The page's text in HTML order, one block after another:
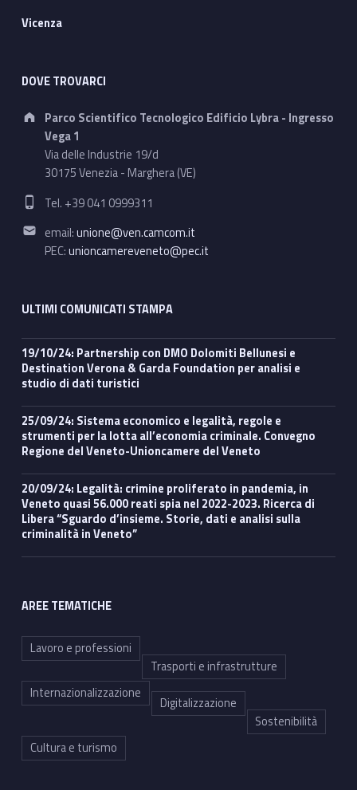
Vicenza
DOVE TROVARCI
Address:
Parco Scientifico Tecnologico Edificio Lybra - Ingresso
Vega 1
Via delle Industrie 19/d
30175 Venezia - Marghera (VE)
Phone number:
Tel. +39 041 0999311
Email address:
email:unione@ven.camcom.it
PEC:unioncamereveneto@pec.it
ULTIMI COMUNICATI STAMPA
19/10/24: Partnership con DMO Dolomiti Bellunesi e
Destination Verona & Garda Foundation per analisi e
studio di dati turistici
25/09/24: Sistema economico e legalità, regole e
strumenti per la lotta all’economia criminale. Convegno
Regione del Veneto-Unioncamere del Veneto
20/09/24: Legalità: crimine proliferato in pandemia, in
Veneto quasi 56.000 reati spia nel 2022-2023. Ricerca di
Libera “Sguardo d’insieme. Storie, dati e analisi sulla
criminalità in Veneto”
AREE TEMATICHE
Lavoro e professioni
Trasporti e infrastrutture
Internazionalizzazione
Digitalizzazione
Sostenibilità
Cultura e turismo